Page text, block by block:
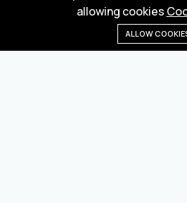
Categories
Wholesale marketplace for buying
from Turkey and
allowing cookies
ALLOW